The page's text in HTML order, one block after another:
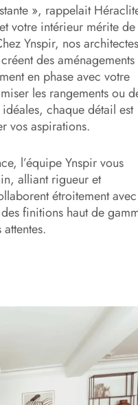
», rappelait
votre intérieur mérite de
Ynspir, nos architectes
des aménagements
en phase avec votre
les rangements ou
chaque détail est
vos aspirations.
l’équipe Ynspir vous
alliant rigueur et
étroitement avec
finitions haut de